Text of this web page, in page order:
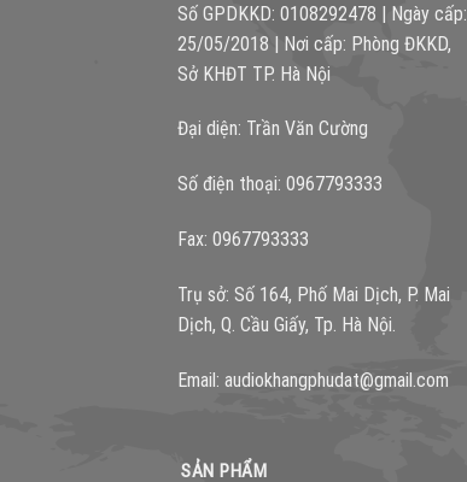
Số GPDKKD: 0108292478 | Ngày cấp:
25/05/2018 | Nơi cấp: Phòng ĐKKD,
Sở KHĐT TP. Hà Nội
Đại diện: Trần Văn Cường
Số điện thoại: 0967793333
Fax: 0967793333
Trụ sở: Số 164, Phố Mai Dịch, P. Mai
Dịch, Q. Cầu Giấy, Tp. Hà Nội.
Email: audiokhangphudat@gmail.com
SẢN PHẨM